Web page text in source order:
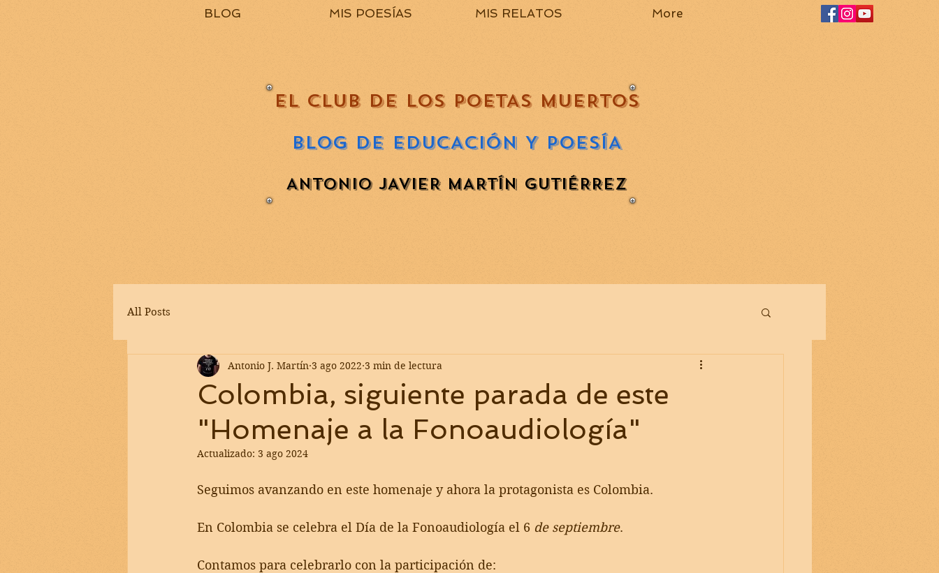
EL CLUB DE LOS POETAS MUERTOS
BLOG DE EDUCACIÓN Y POESÍA
ANTONIO JAVIER MARTÍN GUTIÉRREZ
BLOG MIS POESÍAS MIS RELATOS More
All Posts
Colombia, siguiente parada de este
"Homenaje a la Fonoaudiología"
Antonio J. Martín 3 ago 2022 3 min de lectura
Actualizado: 3 ago 2024
Seguimos avanzando en este homenaje y ahora la protagonista es Colombia.
En Colombia se celebra el Día de la Fonoaudiología el 6 de septiembre.
Contamos para celebrarlo con la participación de: